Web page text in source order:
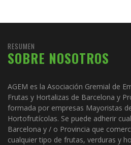
RESUMEN
SOBRE NOSOTROS
AGEM es la Asociación Gremial de
Frutas y Hortalizas de Barcelona y
formada por empresas Mayoristas
Hortofrutícolas. Se puede adherir
Barcelona y / o Provincia que
cualquier tipo de frutas, verduras y